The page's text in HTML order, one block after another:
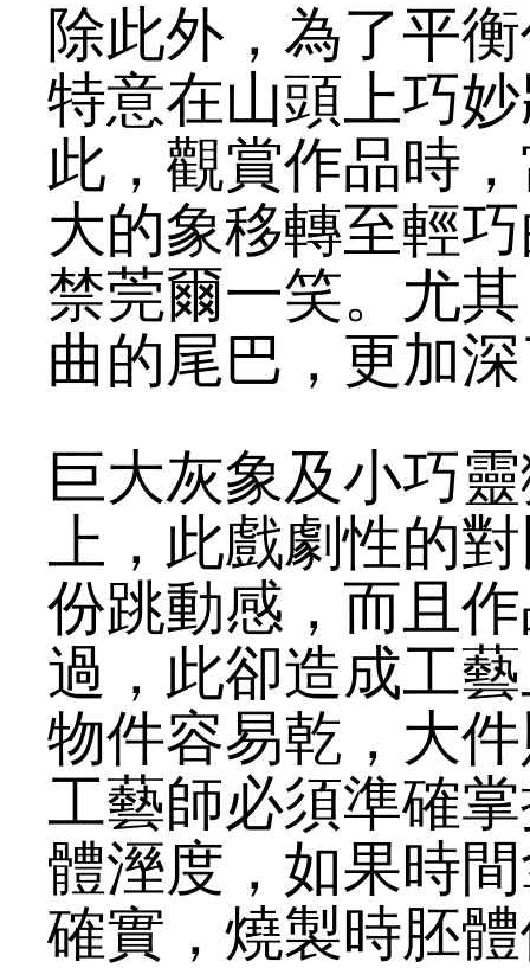
除此外，為了平
特意在山頭上巧
此，觀賞作品時
大的象移轉至輕
禁莞爾一笑。尤
曲的尾巴，更加
巨大灰象及小巧
上，此戲劇性的
份跳動感，而且
過，此卻造成工
物件容易乾，大
工藝師必須準確
體溼度，如果時
確實，燒製時胚